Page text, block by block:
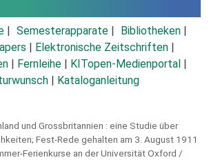
Semesterapparate
Bibliotheken
Elektronische Zeitschriften
Fernleihe KITopen-Medienportal
Kataloganleitung
und Grossbritannien : eine Studie über
Fest-Rede gehalten am 3. August 1911
Ferienkurse an der Universität Oxford /